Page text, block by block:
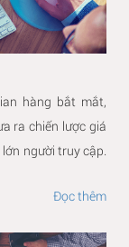
hàng bắt mắt,
ra chiến lược giá
người truy cập.
Đọc thêm